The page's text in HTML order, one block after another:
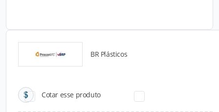
BR Plásticos
Cotar esse produto
Catálogos para Download